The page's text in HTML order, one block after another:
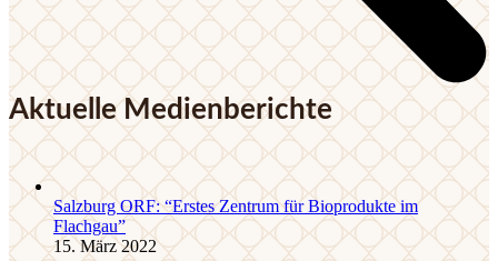
Aktuelle Medienberichte
Salzburg ORF: “Erstes Zentrum für Bioprodukte im
Flachgau”
15. März 2022